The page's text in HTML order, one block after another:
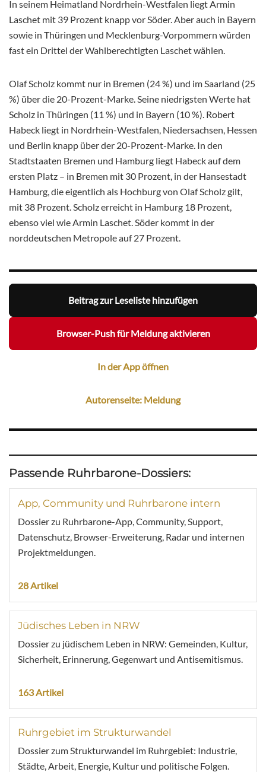
In seinem Heimatland Nordrhein-Westfalen liegt Armin
Laschet mit 39 Prozent knapp vor Söder. Aber auch in Bayern
sowie in Thüringen und Mecklenburg-Vorpommern würden
fast ein Drittel der Wahlberechtigten Laschet wählen.
Olaf Scholz kommt nur in Bremen (24 %) und im Saarland (25
%) über die 20-Prozent-Marke. Seine niedrigsten Werte hat
Scholz in Thüringen (11 %) und in Bayern (10 %). Robert
Habeck liegt in Nordrhein-Westfalen, Niedersachsen, Hessen
und Berlin knapp über der 20-Prozent-Marke. In den
Stadtstaaten Bremen und Hamburg liegt Habeck auf dem
ersten Platz – in Bremen mit 30 Prozent, in der Hansestadt
Hamburg, die eigentlich als Hochburg von Olaf Scholz gilt,
mit 38 Prozent. Scholz erreicht in Hamburg 18 Prozent,
ebenso viel wie Armin Laschet. Söder kommt in der
norddeutschen Metropole auf 27 Prozent.
Beitrag zur Leseliste hinzufügen
Browser-Push für Meldung aktivieren
In der App öffnen
Autorenseite: Meldung
Passende Ruhrbarone-Dossiers:
App, Community und Ruhrbarone intern
Dossier zu Ruhrbarone-App, Community, Support,
Datenschutz, Browser-Erweiterung, Radar und internen
Projektmeldungen.
28 Artikel
Jüdisches Leben in NRW
Dossier zu jüdischem Leben in NRW: Gemeinden, Kultur,
Sicherheit, Erinnerung, Gegenwart und Antisemitismus.
163 Artikel
Ruhrgebiet im Strukturwandel
Dossier zum Strukturwandel im Ruhrgebiet: Industrie,
Städte, Arbeit, Energie, Kultur und politische Folgen.